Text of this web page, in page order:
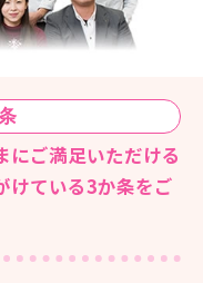
にご満足いただける
けている3か条をご